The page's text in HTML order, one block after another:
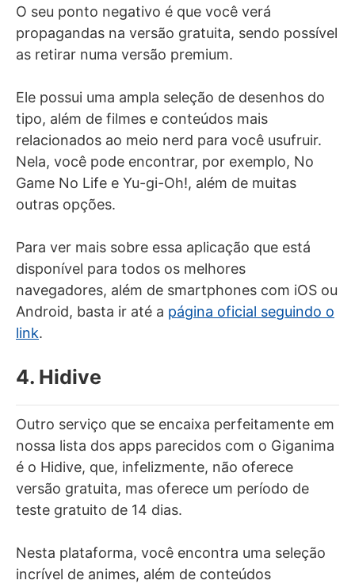
O seu ponto negativo é que você verá
propagandas na versão gratuita, sendo possível
as retirar numa versão premium.
Ele possui uma ampla seleção de desenhos do
tipo, além de filmes e conteúdos mais
relacionados ao meio nerd para você usufruir.
Nela, você pode encontrar, por exemplo, No
Game No Life e Yu-gi-Oh!, além de muitas
outras opções.
Para ver mais sobre essa aplicação que está
disponível para todos os melhores
navegadores, além de smartphones com iOS ou
Android, basta ir até a página oficial seguindo o
link.
4. Hidive
Outro serviço que se encaixa perfeitamente em
nossa lista dos apps parecidos com o Giganima
é o Hidive, que, infelizmente, não oferece
versão gratuita, mas oferece um período de
teste gratuito de 14 dias.
Nesta plataforma, você encontra uma seleção
incrível de animes, além de conteúdos